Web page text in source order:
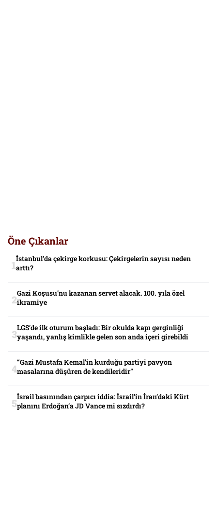
Öne Çıkanlar
İstanbul’da çekirge korkusu: Çekirgelerin sayısı neden
arttı?
Gazi Koşusu’nu kazanan servet alacak. 100. yıla özel
ikramiye
LGS’de ilk oturum başladı: Bir okulda kapı gerginliği
yaşandı, yanlış kimlikle gelen son anda içeri girebildi
“Gazi Mustafa Kemal’in kurduğu partiyi pavyon
masalarına düşüren de kendileridir”
İsrail basınından çarpıcı iddia: İsrail’in İran’daki Kürt
planını Erdoğan’a JD Vance mi sızdırdı?